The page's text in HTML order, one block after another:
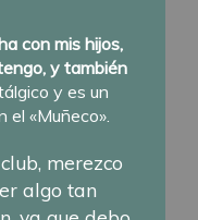
con mis hijos,
y también
y es un
el «Muñeco».
merezco
algo tan